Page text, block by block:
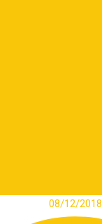
08/12/2018